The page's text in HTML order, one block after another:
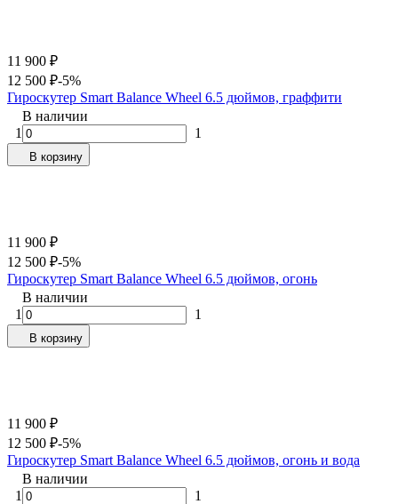
11 900 ₽
12 500 ₽-5%
Гироскутер Smart Balance Wheel 6.5 дюймов, граффити
В наличии
1
1
В корзину
11 900 ₽
12 500 ₽-5%
Гироскутер Smart Balance Wheel 6.5 дюймов, огонь
В наличии
1
1
В корзину
11 900 ₽
12 500 ₽-5%
Гироскутер Smart Balance Wheel 6.5 дюймов, огонь и вода
В наличии
1
1